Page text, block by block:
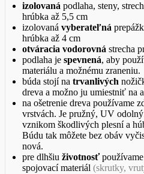
izolovaná podlaha, steny,
hrúbka až 5,5 cm
izolovaná vyberateľná
hrúbka až 4 cm
otváracia vodorovná strecha
podlaha je spevnená, aby
materiálu a možnému zraneniu.
búda stojí na trvanlivých
dreva a možno ju umiestniť na
na ošetrenie dreva používame
vrstvách. Je pružný, UV
vznikom škodlivých plesní a
Búdu tak môžete bez obáv
nová.
pre dlhšiu životnosť
spojovací materiál (skrutky,